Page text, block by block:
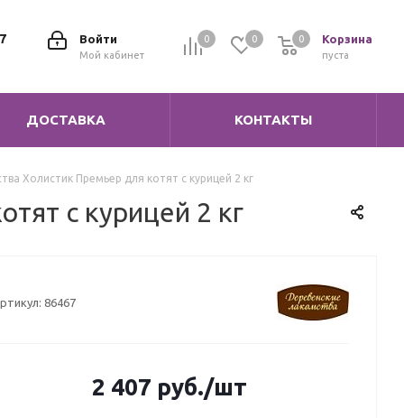
0 0 Корзина
0
пуста
0
Войти
Мой кабинет
ДОСТАВКА КОНТАКТЫ
Холистик Премьер для котят с курицей 2 кг
с курицей 2 кг
86467
2 407 руб./шт